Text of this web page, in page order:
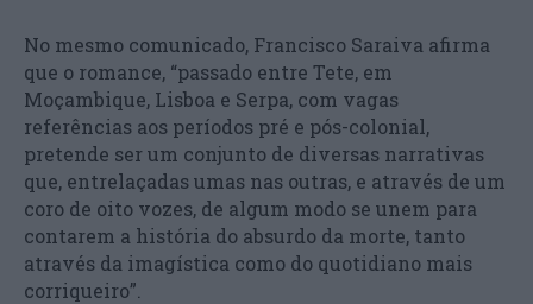
No mesmo comunicado, Francisco Saraiva afirma
que o romance, “passado entre Tete, em
Moçambique, Lisboa e Serpa, com vagas
referências aos períodos pré e pós-colonial,
pretende ser um conjunto de diversas narrativas
que, entrelaçadas umas nas outras, e através de um
coro de oito vozes, de algum modo se unem para
contarem a história do absurdo da morte, tanto
através da imagística como do quotidiano mais
corriqueiro”.